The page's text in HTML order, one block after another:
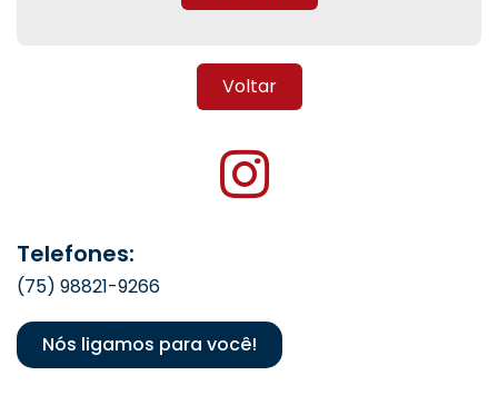
Voltar
Telefones:
(75) 98821-9266
Nós ligamos para você!